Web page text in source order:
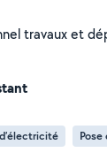
travaux et